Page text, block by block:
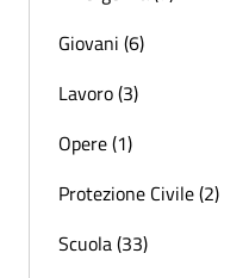
Giovani (6)
Lavoro (3)
Opere (1)
Protezione Civile (2)
Scuola (33)